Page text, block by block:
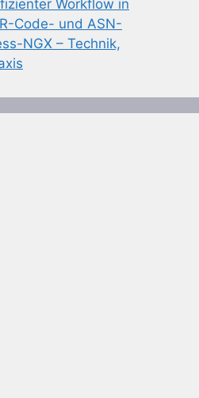
Workflow in
Code- und ASN-
NGX – Technik,